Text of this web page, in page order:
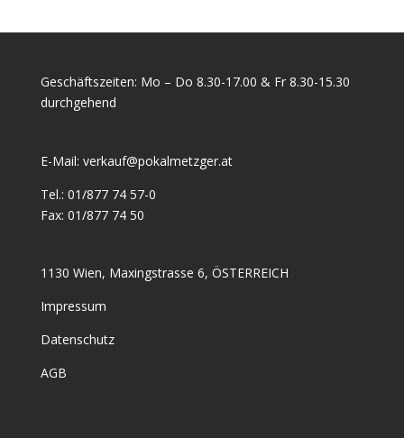
Geschäftszeiten: Mo – Do 8.30-17.00 & Fr 8.30-15.30
durchgehend
E-Mail: verkauf@pokalmetzger.at
Tel.: 01/877 74 57-0
Fax: 01/877 74 50
1130 Wien, Maxingstrasse 6, ÖSTERREICH
Impressum
Datenschutz
AGB